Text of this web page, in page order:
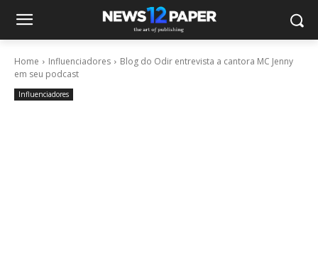
Home Influenciadores
Blog do Odir entrevista a cantora MC Jenny
em seu podcast
Influenciadores